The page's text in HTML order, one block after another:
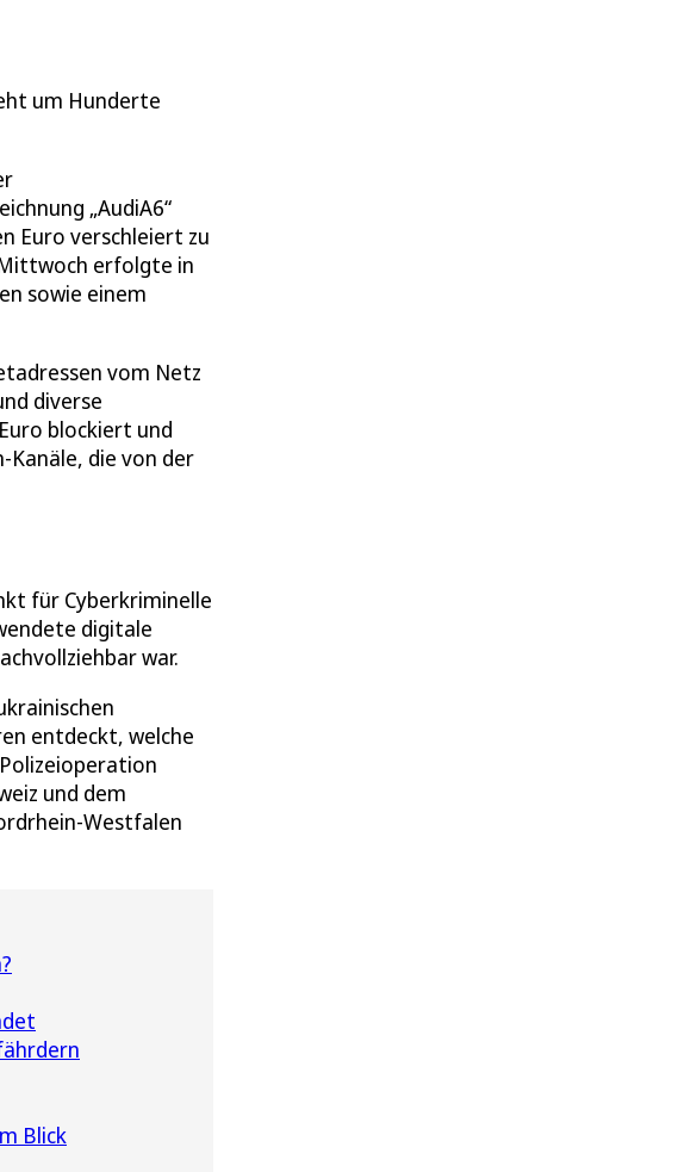
um Hunderte
„AudiA6“
Euro verschleiert zu
erfolgte in
sowie einem
vom Netz
diverse
blockiert und
die von der
für Cyberkriminelle
digitale
war.
entdeckt, welche
und dem
Westfalen
Blick